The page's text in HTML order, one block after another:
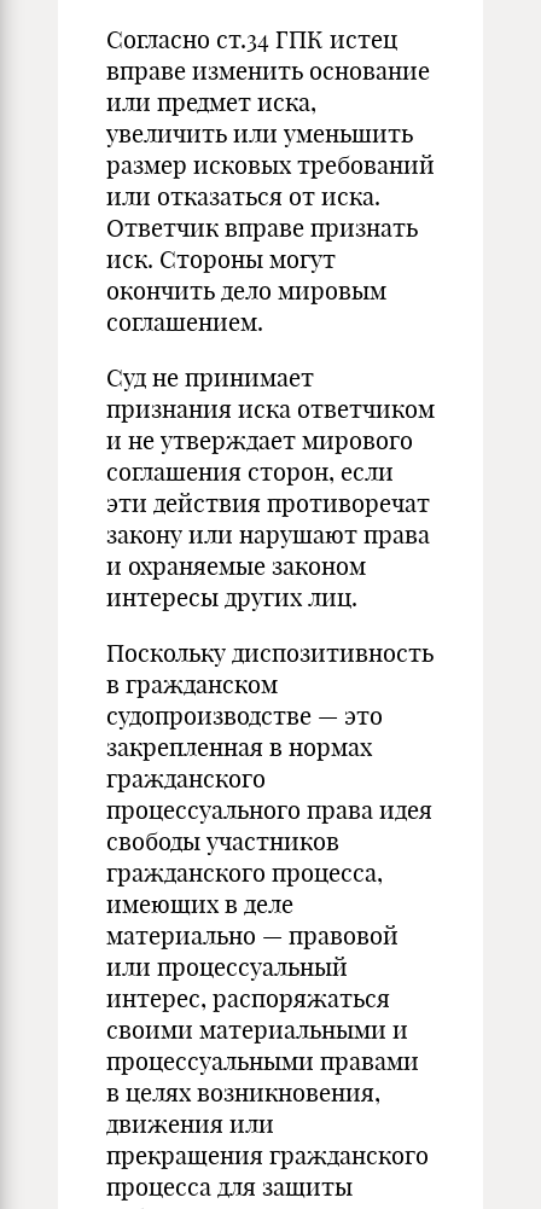
Согласно ст.34 ГПК истец
вправе изменить основание
или предмет иска,
увеличить или уменьшить
размер исковых требований
или отказаться от иска.
Ответчик вправе признать
иск. Стороны могут
окончить дело мировым
соглашением.
Суд не принимает
признания иска ответчиком
и не утверждает мирового
соглашения сторон, если
эти действия противоречат
закону или нарушают права
и охраняемые законом
интересы других лиц.
Поскольку диспозитивность
в гражданском
судопроизводстве — это
закрепленная в нормах
гражданского
процессуального права идея
свободы участников
гражданского процесса,
имеющих в деле
материально — правовой
или процессуальный
интерес, распоряжаться
своими материальными и
процессуальными правами
в целях возникновения,
движения или
прекращения гражданского
процесса для защиты